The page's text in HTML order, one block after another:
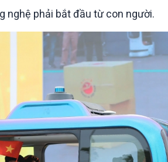
với biến đổi
Câu chuyện Thể thao
nghệ phải bắt đầu từ con người.